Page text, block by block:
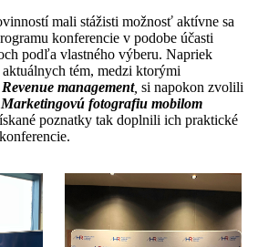
mali stážisti možnosť aktívne sa
konferencie v podobe účasti
podľa vlastného výberu. Napriek
tém, medzi ktorými
Revenue management, si napokon zvolili
Marketingovú fotografiu mobilom
poznatky tak doplnili ich praktické